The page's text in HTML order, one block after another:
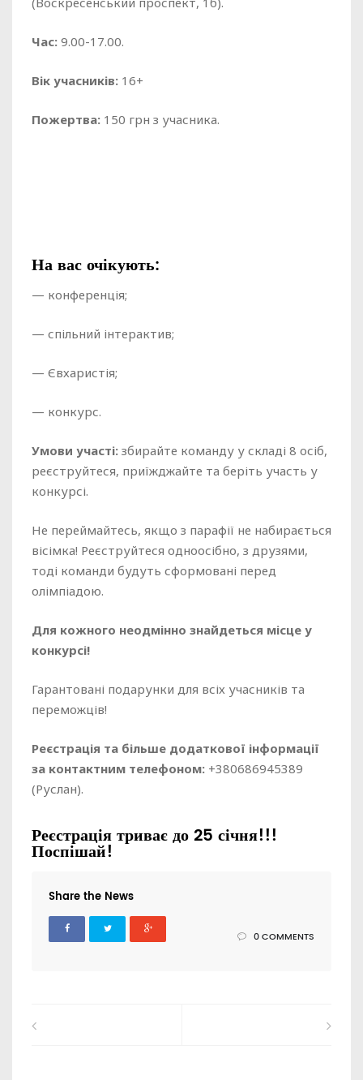
Час: 9.00-17.00.
Вік учасників: 16+
Пожертва: 150 грн з учасника.
На вас очікують:
— конференція;
— спільний інтерактив;
— Євхаристія;
— конкурс.
Умови участі: збирайте команду у складі 8 осіб,
реєструйтеся, приїжджайте та беріть участь у
конкурсі.
Не переймайтесь, якщо з парафії не набирається
вісімка! Реєструйтеся одноосібно, з друзями,
тоді команди будуть сформовані перед
олімпіадою.
Для кожного неодмінно знайдеться місце у
конкурсі!
Гарантовані подарунки для всіх учасників та
переможців!
Реєстрація та більше додаткової інформації
за контактним телефоном: +380686945389
(Руслан).
Реєстрація триває до 25 січня!!!
Поспішай!
Share the News
0 COMMENTS